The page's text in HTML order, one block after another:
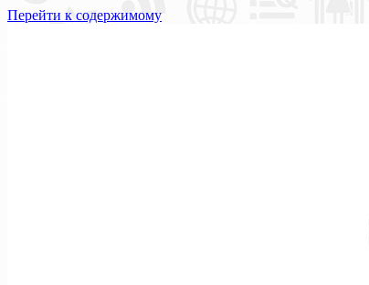
Перейти к содержимому